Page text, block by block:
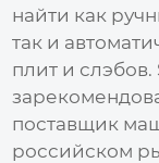
найти как
так и
плит и
поставщик
российском